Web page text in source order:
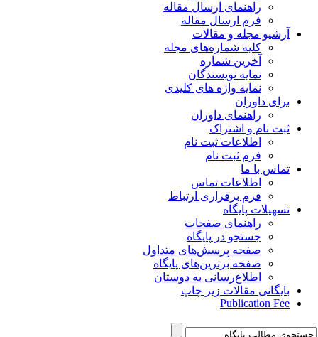
راهنمای ارسال مقاله
فرم ارسال مقاله
آرشیو مجله و مقالات
کلیه شماره‌های مجله
آخرین شماره
نمایه نویسندگان
نمایه واژه های کلیدی
برای داوران
راهنمای داوران
ثبت نام و اشتراک
اطلاعات ثبت نام
فرم ثبت نام
تماس با ما
اطلاعات تماس
فرم برقراری ارتباط
تسهیلات پایگاه
راهنمای صفحات
جستجو در پایگاه
صفحه پرسش‌های متداول
صفحه برترین‌های پایگاه
اطلاع‌رسانی به دوستان
بایگانی مقالات زیر چاپ
Publication Fee